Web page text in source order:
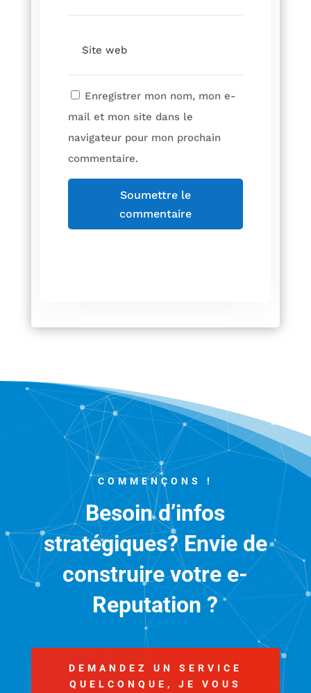
Enregistrer mon nom, mon e-
mail et mon site dans le
navigateur pour mon prochain
commentaire.
Soumettre le
commentaire
COMMENÇONS !
Besoin d’infos
stratégiques? Envie de
construire votre e-
Reputation ?
DEMANDEZ UN SERVICE
QUELCONQUE, JE VOUS